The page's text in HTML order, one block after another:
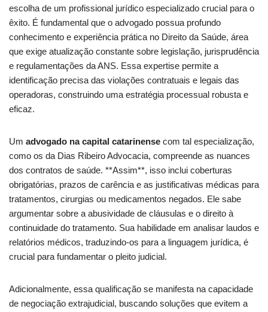
escolha de um profissional jurídico especializado crucial para o
êxito. É fundamental que o advogado possua profundo
conhecimento e experiência prática no Direito da Saúde, área
que exige atualização constante sobre legislação, jurisprudência
e regulamentações da ANS. Essa expertise permite a
identificação precisa das violações contratuais e legais das
operadoras, construindo uma estratégia processual robusta e
eficaz.
Um advogado na capital catarinense com tal especialização,
como os da Dias Ribeiro Advocacia, compreende as nuances
dos contratos de saúde. **Assim**, isso inclui coberturas
obrigatórias, prazos de carência e as justificativas médicas para
tratamentos, cirurgias ou medicamentos negados. Ele sabe
argumentar sobre a abusividade de cláusulas e o direito à
continuidade do tratamento. Sua habilidade em analisar laudos e
relatórios médicos, traduzindo-os para a linguagem jurídica, é
crucial para fundamentar o pleito judicial.
Adicionalmente, essa qualificação se manifesta na capacidade
de negociação extrajudicial, buscando soluções que evitem a